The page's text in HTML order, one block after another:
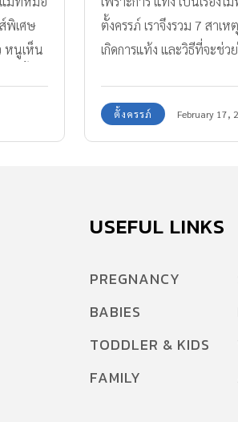
พิเศษ
หนูเห็น
ชื่อ
สองคน
นเล็ก
ยุ
นมี
อดออก
ตั้งครรภ์ เราจึงรวม 7 สาเ
เกิดการแท้ง และวิธีที่จะช่
ตั้งครรภ์ February 17,
USEFUL LINKS
PREGNANCY
BABIES
TODDLER & KIDS
FAMILY